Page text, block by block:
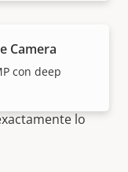
Camera
con deep
a nuestros
y un
ocultas en
lo